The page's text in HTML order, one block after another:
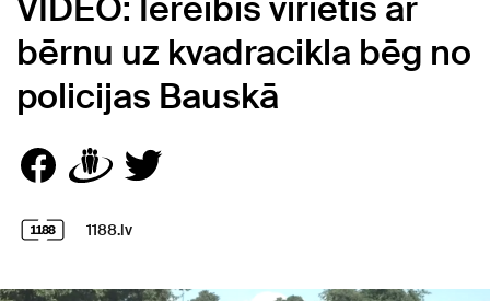
bērnu uz kvadracikla bēg no
policijas Bauskā
1188.lv